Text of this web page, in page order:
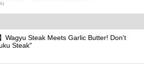
Wagyu Steak Meets Garlic Butter! Don't
Steak"